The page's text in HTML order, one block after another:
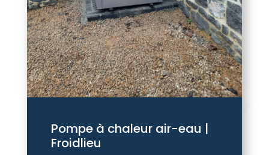
Pompe à chaleur air-eau |
Froidlieu